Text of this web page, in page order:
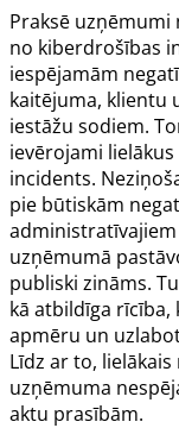
Praksē
no kiberdrošības
iespējamām
kaitējuma, klientu
iestāžu sodiem.
ievērojami
incidents.
pie būtiskām
uzņēmumā
publiski zināms.
kā atbildīga rīcība,
apmēru un
Līdz ar to,
uzņēmuma
aktu prasībām.